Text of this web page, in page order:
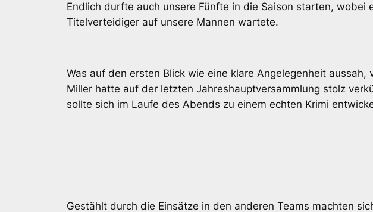
Endlich durfte auch unsere Fünfte in die Saison starten,
Titelverteidiger auf unsere Mannen wartete.
Was auf den ersten Blick wie eine klare Angelegenheit
Miller hatte auf der letzten Jahreshauptversammlung stolz
sollte sich im Laufe des Abends zu einem echten Krimi
Gestählt durch die Einsätze in den anderen Teams machten